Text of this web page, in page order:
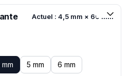
Actuel : 4,5 mm × 60 mm
5 mm 6 mm